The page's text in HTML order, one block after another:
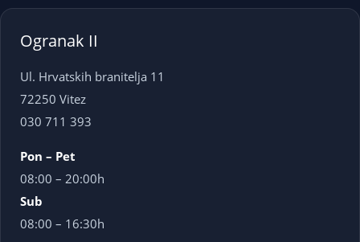
Ogranak II
Ul. Hrvatskih branitelja 11
72250 Vitez
030 711 393
Pon – Pet
08:00 – 20:00h
Sub
08:00 – 16:30h